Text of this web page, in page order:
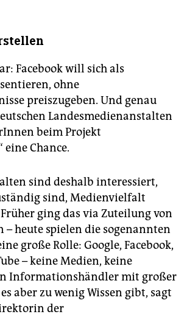
Facebook will sich als
ohne
preiszugeben. Und genau
Landesmedienanstalten
beim Projekt
eine Chance.
sind deshalb interessiert,
sind, Medienvielfalt
ging das via Zuteilung von
– heute spielen die sogenannten
große Rolle: Google, Facebook,
– keine Medien, keine
Informationshändler mit großer
aber zu wenig Wissen gibt, sagt
der